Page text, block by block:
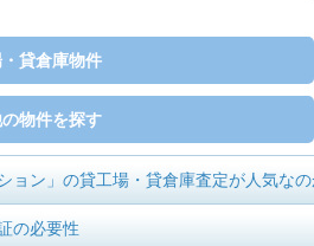
貸倉庫物件
物件を探す
ョン」の貸工場・貸倉庫査定が人気な
の必要性